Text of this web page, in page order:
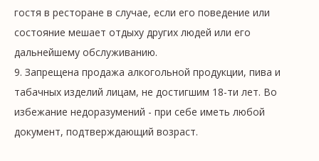
гостя в ресторане в случае, если его поведение или
состояние мешает отдыху других людей или его
дальнейшему обслуживанию.
9. Запрещена продажа алкогольной продукции, пива и
табачных изделий лицам, не достигшим 18-ти лет. Во
избежание недоразумений - при себе иметь любой
документ, подтверждающий возраст.